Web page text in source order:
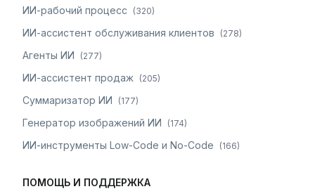
ИИ-рабочий процесс (320)
ИИ-ассистент обслуживания клиентов (278)
Агенты ИИ (277)
ИИ-ассистент продаж (205)
Суммаризатор ИИ (177)
Генератор изображений ИИ (174)
ИИ-инструменты Low-Code и No-Code (166)
ПОМОЩЬ И ПОДДЕРЖКА